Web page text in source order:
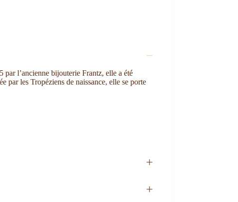
par l’ancienne bijouterie Frantz, elle a été
par les Tropéziens de naissance, elle se porte